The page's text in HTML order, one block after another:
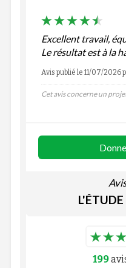
199
Excellent travail,
Le résultat est à la
Avis publié le 11/07/2026
Cet avis concerne un